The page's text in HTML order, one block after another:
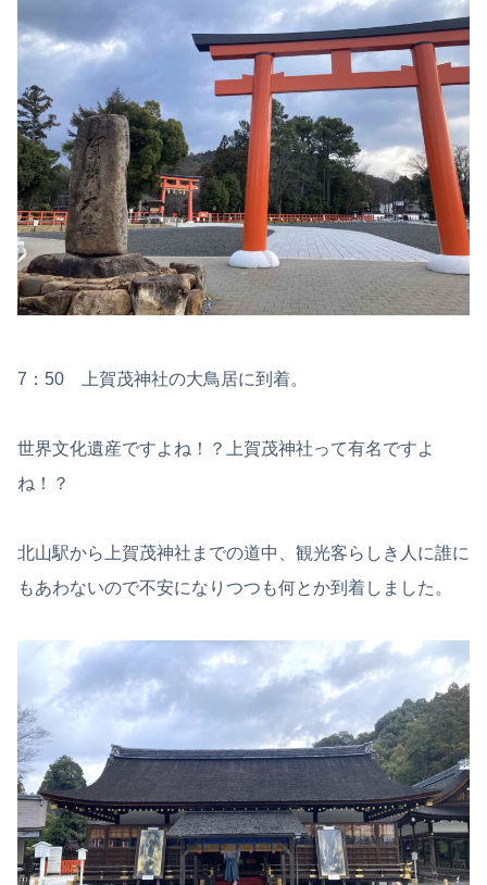
7：50 上賀茂神社の大鳥居に到着。
世界文化遺産ですよね！？上賀茂神社って有名ですよ
ね！？
北山駅から上賀茂神社までの道中、観光客らしき人に誰に
もあわないので不安になりつつも何とか到着しました。